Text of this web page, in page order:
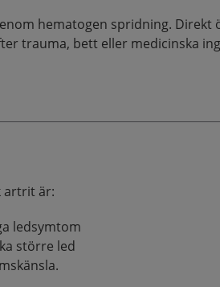
hematogen spridning. Direkt
trauma, bett eller medicinska
artrit är:
ledsymtom
större led